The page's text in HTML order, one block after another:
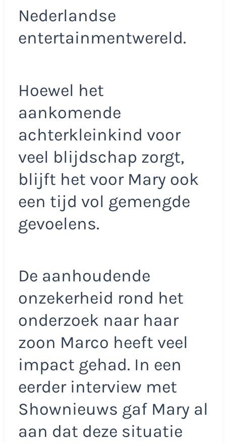
Nederlandse
entertainmentwereld.
Hoewel het
aankomende
achterkleinkind voor
veel blijdschap zorgt,
blijft het voor Mary ook
een tijd vol gemengde
gevoelens.
De aanhoudende
onzekerheid rond het
onderzoek naar haar
zoon Marco heeft veel
impact gehad. In een
eerder interview met
Shownieuws gaf Mary al
aan dat deze situatie